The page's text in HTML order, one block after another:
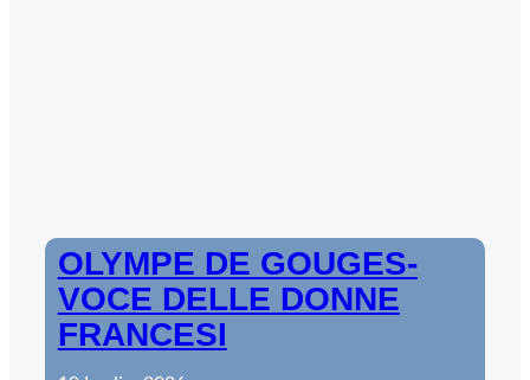
OLYMPE DE GOUGES-
VOCE DELLE DONNE
FRANCESI